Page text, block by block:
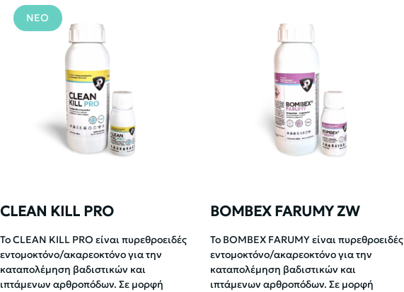
ΝΕΟ
CLEAN KILL PRO
Το CLEAN KILL PRO είναι πυρεθροειδές
εντομοκτόνο/ακαρεοκτόνο για την
καταπολέμηση βαδιστικών και
ιπτάμενων αρθροπόδων. Σε μορφή
BOMBEX FARUMY ZW
Το BOMBEX FARUMY είναι πυρεθροειδές
εντομοκτόνο/ακαρεοκτόνο για την
καταπολέμηση βαδιστικών και
ιπτάμενων αρθροπόδων. Σε μορφή